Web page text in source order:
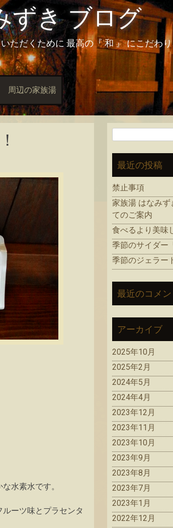
ずき ブログ
ただくために 最高の『 和 』 にこだわ
周辺の家族湯
水素水です。
ーツ味とプラセンタ
最近の投稿
禁止事項
家族湯 はなみ
てのご案内
食べるより美味
季節のサイダー
季節のジェラー
最近のコメン
アーカイブ
2025年10月
2025年2月
2024年5月
2024年4月
2023年12月
2023年11月
2023年10月
2023年9月
2023年8月
2023年7月
2023年1月
2022年12月